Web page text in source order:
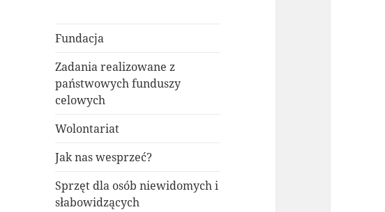
Fundacja
Zadania realizowane z
państwowych funduszy
celowych
Wolontariat
Jak nas wesprzeć?
Sprzęt dla osób niewidomych i
słabowidzących